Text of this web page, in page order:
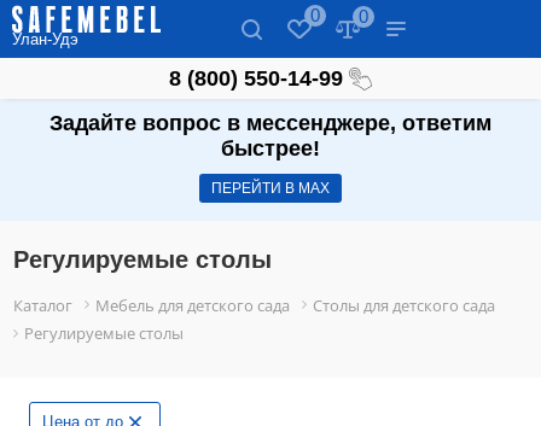
Улан-Удэ
0 0
8 (800) 550-14-99
Задайте вопрос в мессенджере, ответим
быстрее!
ПЕРЕЙТИ В МАХ
Регулируемые столы
Каталог Мебель для детского сада
Столы для детского сада
Регулируемые столы
Цена от до